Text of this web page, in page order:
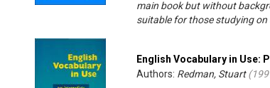
main book but without
suitable for those studying on
English Vocabulary in Use:
Authors: Redman, Stuart(